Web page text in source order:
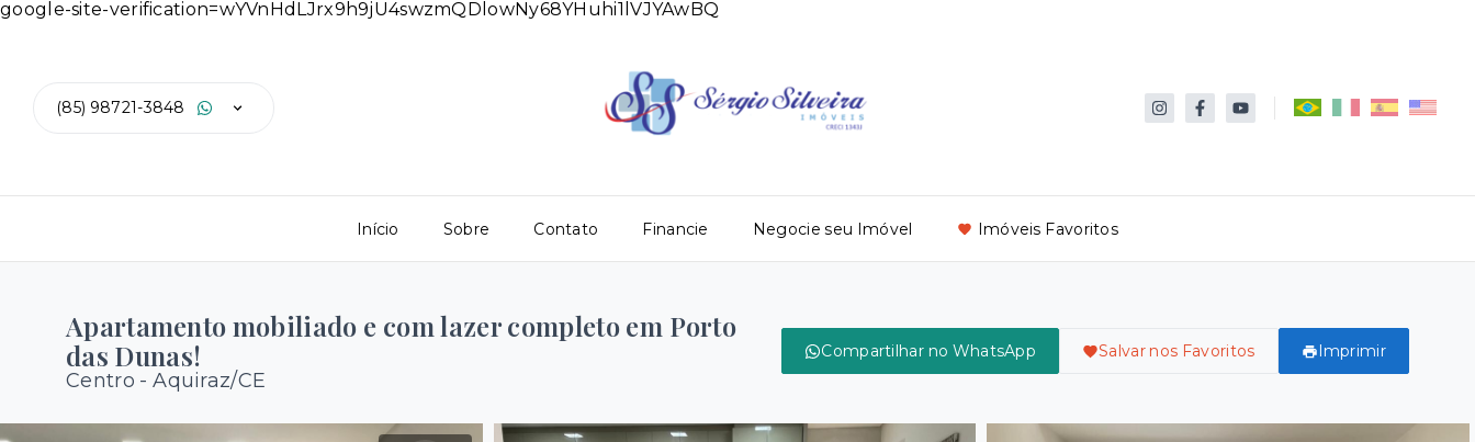
google-site-verification=wYVnHdLJrx9h9jU4swzmQDlowNy68YHuhi1lVJYAwBQ
(85) 98721-3848
Início Sobre Contato Financie Negocie seu Imóvel Imóveis Favoritos
Apartamento mobiliado e com lazer completo em Porto
das Dunas!
Centro - Aquiraz/CE
Compartilhar no WhatsApp Salvar nos Favoritos Imprimir